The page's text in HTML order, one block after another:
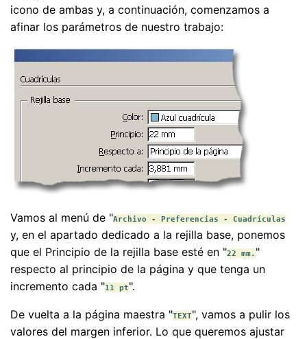
icono de ambas y, a continuación, comenzamos a
afinar los parámetros de nuestro trabajo:
Vamos al menú de "Archivo - Preferencias - Cuadrículas
y, en el apartado dedicado a la rejilla base, ponemos
que el Principio de la rejilla base esté en "22 mm. "
respecto al principio de la página y que tenga un
incremento cada "11 pt".
De vuelta a la página maestra "TEXT", vamos a pulir los
valores del margen inferior. Lo que queremos ajustar